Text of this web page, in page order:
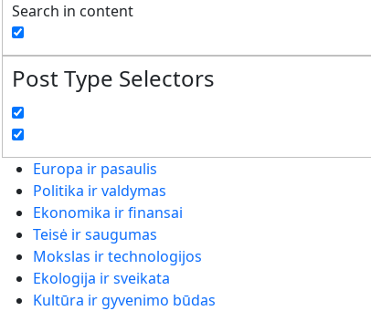
Search in content
Post Type Selectors
Europa ir pasaulis
Politika ir valdymas
Ekonomika ir finansai
Teisė ir saugumas
Mokslas ir technologijos
Ekologija ir sveikata
Kultūra ir gyvenimo būdas